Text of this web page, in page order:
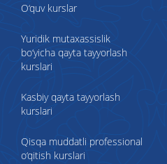
O‘quv kurslar
Yuridik mutaxassislik
bo‘yicha qayta tayyorlash
kurslari
Kasbiy qayta tayyorlash
kurslari
Qisqa muddatli professional
o‘qitish kurslari